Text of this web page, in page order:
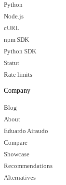
Python
Node.js
cURL
npm SDK
Python SDK
Statut
Rate limits
Company
Blog
About
Eduardo Airaudo
Compare
Showcase
Recommendations
Alternatives